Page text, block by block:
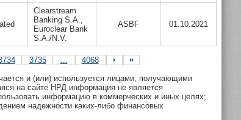
Clearstream
Banking S.A.,
Euroclear Bank
S.A./N.V.
ASBF 01.10.2021
3735 ...
4068
и (или) используется лицами, получающими
на сайте НРД информация не является
информацию в коммерческих и иных целях;
надежности каких-либо финансовых